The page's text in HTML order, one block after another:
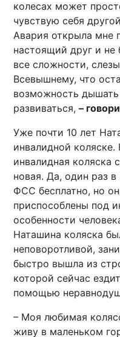
колесах может
чувствую себя
Авария открыла мне
настоящий друг и не
все сложности,
Всевышнему, что
возможность
развиваться,–
Уже почти 10 лет
инвалидной коляске.
инвалидная коляска
новая. Да, один раз
ФСС бесплатно, но
приспособлены под
особенности
Наташина коляска
неповоротливой,
быстро вышла из
которой сейчас
помощью
– Моя любимая
живу в маленьком